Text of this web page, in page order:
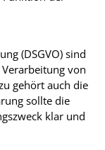
(DSGVO) sind
von
gehört auch die
sollte die
klar und